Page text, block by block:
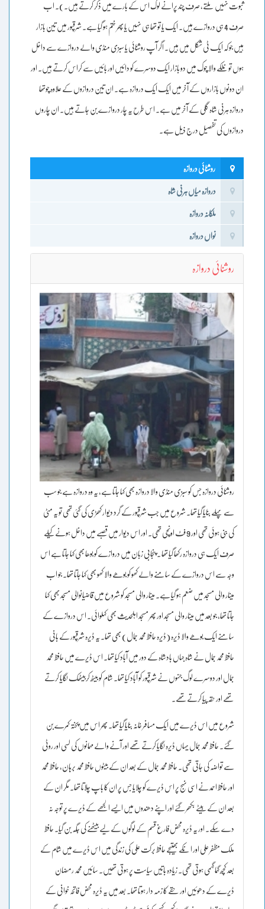
ثبوت نہیں ملتے، صرف چند پرانے لوگ اس کے بارے میں ذکر کرتے ہیں۔)۔ اب
صرف 4 ہی دروازے ہیں۔ ایک یا تو تھا ہی نہیں یا پھر ختم ہو گیا ہے۔ شرقپور میں تین بازار
ہیں جو کہ ایک ٹی شکل میں ہیں۔ اگر آپ روشنائی یا سبزی منڈی والے دروازے سے داخل
ہوں تو نلکے والا چوک میں دو بازار ایک دوسرے کو دائیں اور بائیں سے کراس کرتے ہیں۔ اور
ان دونوں بازاروں کے آخر میں ایک ایک دروازہ ہے۔ ان تین دروازوں کے علاوہ چوتھا
دروازہ ہرنی شاہ گلی کے آخر میں ہے۔ اس طرح یہ چار دروازے بن جاتے ہیں۔ ان چاروں
دروازوں کی تفصیل درج ذیل ہے۔
روشنائی دروازہ
دروازہ میاں ہرنی شاہ
ملکانہ دروازہ
نواں دروازہ
روشنائی دروازہ
روشنائی دروازہ جس کو سبزی منڈی والا دروازہ بھی کہا جاتا ہے، یہ وہ دروازہ ہے جو سب
سے پہلے بنایا گیا تھا۔ شروع میں جب شرقپور کے گرد دیوار کھڑی کی گئی تھی تو یہ مٹی
کی بنی ہوئی تھی اور 9 فٹ اونچی تھی۔ اور اس دیوار میں قصبے میں داخل ہونے کیلے
صرف ایک ہی دروازہ رکھا گیا تھا ۔ پنجابی زبان میں دروازے کو بوھا بھی کہا جاتا ہے اس
وجہ سے اس دروازے کے سامنے والے کھو کو بوھے والا کھو بھی کہا جاتا تھا۔ جو اب
مینار والی مسجد میں ضعم ہو گیا ہے۔ مینار والی مسجد کو شروع میں قاضیانوالی مسجد بھی کہا
جاتا تھا، جو بعد میں مینار والی مسجد اور پھر مسجد اہلحدیث بھی کہلوائی۔ اس دروازے کے
سامنے ایک بوھے والا ڈیرہ (ڈیرہ حافظ محمد جمال) بھی تھا۔ یہ ڈیرہ شرقپور کے بانی
حافظ محمد جمال نے شاہ جہاں بادشاہ کے دور میں آباد کیا تھا۔ اس ڈیرے میں حافظ محمد
جمال اور دوسرے لوگ جنہوں نے شرقپور کو آباد کیا تھا۔ شام کو بیٹھ کربیٹھک لگایا کرتے
تھے اور حقہ پیا کرتےتھے۔
شروع میں اس ڈیرے میں ایک مسافر خانہ بنایا گیا تھا۔ پھر اس میں پختہ کمرے بن
گئے۔ حافظ محمد جمال یہاں ڈیرہ لگایا کرتے تھے اور آنے والے مہمانوں کی لسی اور روٹی
سے تواضہ کی جاتی تھی۔ حافظ محمد جمال کے بعد ان کے بیٹوں حافظ محمد برہان، حافظ محمد
اور حافظ احمد نے اسی نہج پر اس ڈیرے کو چلایا جس پر ان کا باپ چلاتا تھا۔ مگر ان کے
بعد ان کے بیٹے بکھر گئے اور اپنے دھندوں میں ایسے الجھے کے ڈیرے پر توجہ نہ
دے سکے۔ اور یہ ڈیرہ محض فارغ قسم کے لوگوں کے لیے بیٹھنے کی جگہ بن گیا۔ حافظ
ملک مظفر علی اور ا نکے بھتیجے حافظ برکت علی کی زندگی میں اس ڈیرے میں شام کے
بعد کچھ گہما گہمی ہوتی تھی۔ زیادہ باتیں سیاست پر ہوتی تھیں۔ سائیں محمد رمضان
ڈیرے کے دھوئیں اور حقے کا زمہ دار ہوتا تھا۔ بعد میں یہ ڈیرہ محض فاتحہ خوانی کے